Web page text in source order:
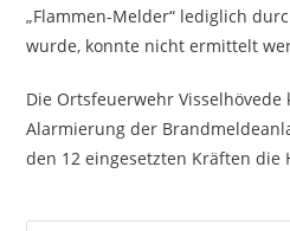
„Flammen-Melder“ lediglich
wurde, konnte nicht ermittelt
Die Ortsfeuerwehr Visselhövede
Alarmierung der
den 12 eingesetzten Kräften die